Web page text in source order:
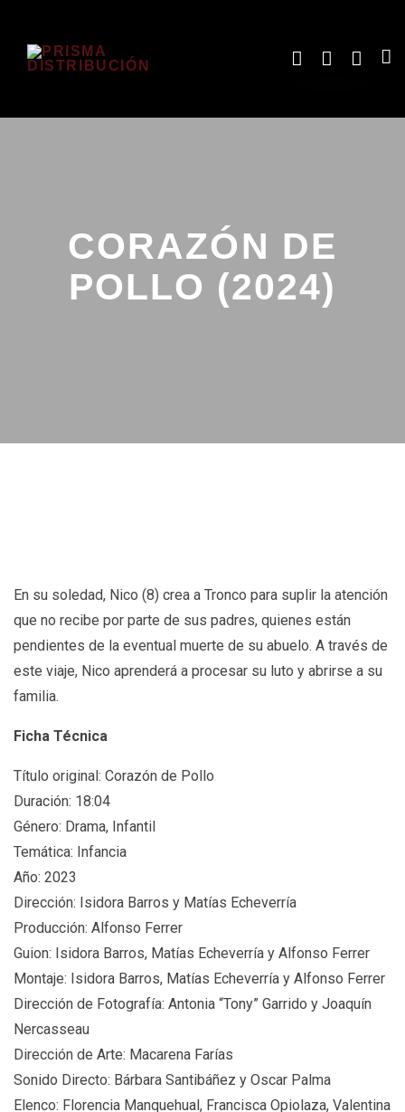
CORAZÓN DE
POLLO (2024)
En su soledad, Nico (8) crea a Tronco para suplir la atención
que no recibe por parte de sus padres, quienes están
pendientes de la eventual muerte de su abuelo. A través de
este viaje, Nico aprenderá a procesar su luto y abrirse a su
familia.
Ficha Técnica
Título original: Corazón de Pollo
Duración: 18:04
Género: Drama, Infantil
Temática: Infancia
Año: 2023
Dirección: Isidora Barros y Matías Echeverría
Producción: Alfonso Ferrer
Guion: Isidora Barros, Matías Echeverría y Alfonso Ferrer
Montaje: Isidora Barros, Matías Echeverría y Alfonso Ferrer
Dirección de Fotografía: Antonia “Tony” Garrido y Joaquín
Nercasseau
Dirección de Arte: Macarena Farías
Sonido Directo: Bárbara Santibáñez y Oscar Palma
Elenco: Florencia Manquehual, Francisca Opiolaza, Valentina